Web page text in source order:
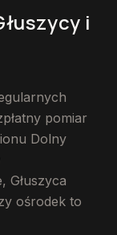
i
pomiar
Dolny
Głuszyca
ośrodek to